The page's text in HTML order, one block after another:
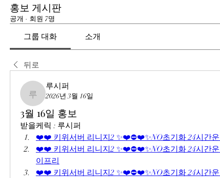
홍보 게시판
공개 · 회원 7명
그룹 대화 소개
뒤로
루시퍼
루시퍼
2026년 3월 16일
3월 16일 홍보
받을케릭 : 루시퍼
❤️❤️ 키위서버 리니지2 ✨❤️⛔❤️✨NO초기화 24시간
❤️❤️ 키위서버 리니지2 ✨❤️⛔❤️✨NO초기화 24시간
이프리
❤️❤️ 키위서버 리니지2 ✨❤️⛔❤️✨NO초기화 24시간